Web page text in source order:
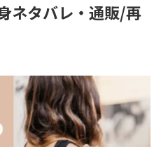
ネタバレ・通販/再